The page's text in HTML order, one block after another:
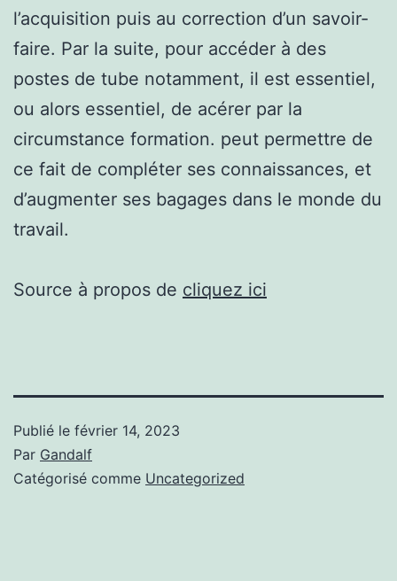
l’acquisition puis au correction d’un savoir-
faire. Par la suite, pour accéder à des
postes de tube notamment, il est essentiel,
ou alors essentiel, de acérer par la
circumstance formation. peut permettre de
ce fait de compléter ses connaissances, et
d’augmenter ses bagages dans le monde du
travail.
Source à propos de cliquez ici
Publié le février 14, 2023
Par Gandalf
Catégorisé comme Uncategorized